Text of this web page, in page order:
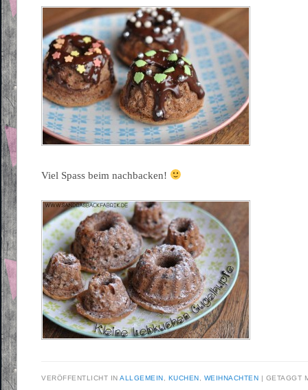
Viel Spass beim nachbacken!
VERÖFFENTLICHT INALLGEMEIN, KUCHEN, WEIHNACHTEN | GETAGGT